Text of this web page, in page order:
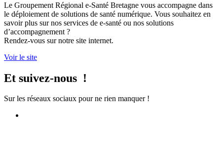
Le Groupement Régional e-Santé Bretagne vous accompagne dans
le déploiement de solutions de santé numérique. Vous souhaitez en
savoir plus sur nos services de e-santé ou nos solutions
d’accompagnement ?
Rendez-vous sur notre site internet.
Voir le site
Et suivez-nous !
Sur les réseaux sociaux pour ne rien manquer !